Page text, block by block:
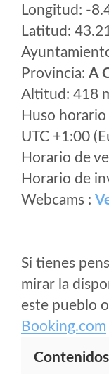
Longitud: -
Latitud:
Provincia: A
Altitud: 418
Huso
UTC +1:00
Horario de
Horario de
Webcams :
Si tienes
mirar la
este pueblo
Booking.com
Contenidos